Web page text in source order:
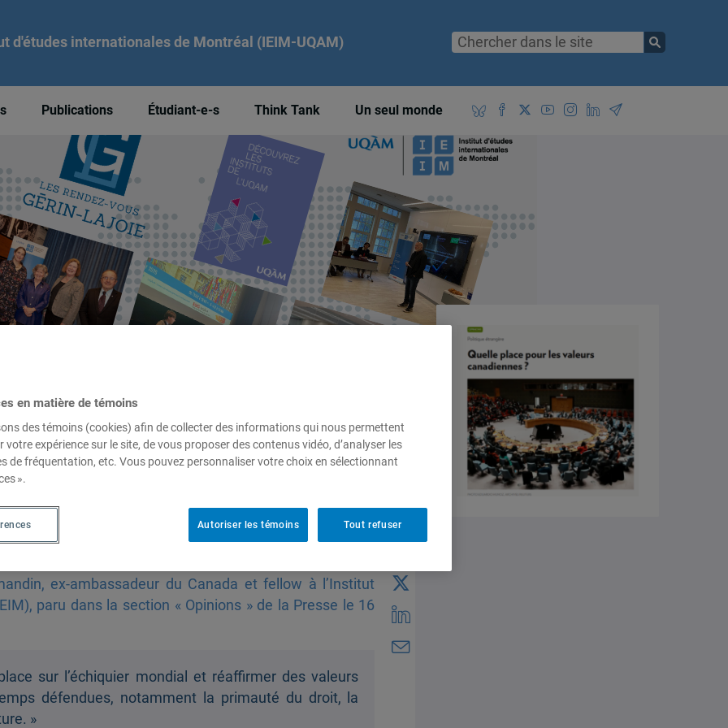
d'études internationales de Montréal (IEIM-UQAM)
Publications Étudiant-e-s Think Tank Un seul monde
place pour les valeurs
ex-ambassadeur du Canada et fellow à l’Institut
paru dans la section « Opinions » de la Presse le 16
sur l’échiquier mondial et réaffirmer des valeurs
défendues, notamment la primauté du droit, la
»
en matière de témoins
des témoins (cookies) afin de collecter des informations qui nous permettent
votre expérience sur le site, de vous proposer des contenus vidéo, d’analyser les
de fréquentation, etc. Vous pouvez personnaliser votre choix en sélectionnant
».
Tout refuser
Autoriser les témoins